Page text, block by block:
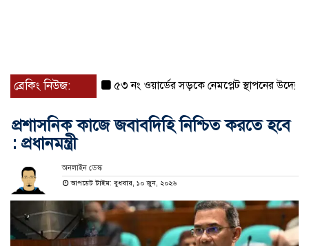
ব্রেকিং নিউজ: ৫৩ নং ওয়ার্ডের সড়কে নেমপ্লেট স্থাপনের উদ্যোগ চান
প্রশাসনিক কাজে জবাবদিহি নিশ্চিত করতে হবে
: প্রধানমন্ত্রী
অনলাইন ডেস্ক
আপডেট টাইম: বুধবার, ১০ জুন, ২০২৬